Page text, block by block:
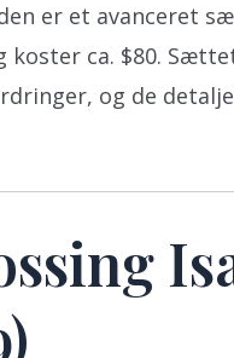
er et avanceret
koster ca. $80.
og de